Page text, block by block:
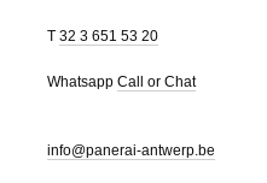
T 32 3 651 53 20
Whatsapp Call or Chat
info@panerai-antwerp.be